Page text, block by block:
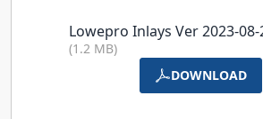
Lowepro Inlays Ver 2023-
(1.2 MB)
DOWNLOAD